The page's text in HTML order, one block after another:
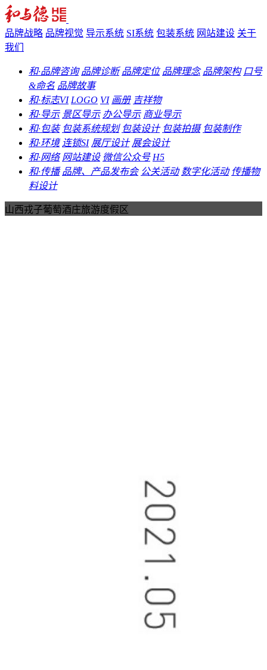
品牌战略 品牌视觉 导示系统 SI系统 包装系统 网站建设 关于
我们
和·品牌咨询 品牌诊断 品牌定位 品牌理念 品牌架构 口号
&命名 品牌故事
和·标志VI LOGO VI 画册 吉祥物
和·导示 景区导示 办公导示 商业导示
和·包装 包装系统规划 包装设计 包装拍摄 包装制作
和·环境 连锁SI 展厅设计 展会设计
和·网络 网站建设 微信公众号 H5
和·传播 品牌、产品发布会 公关活动 数字化活动 传播物
料设计
山西戎子葡萄酒庄旅游度假区